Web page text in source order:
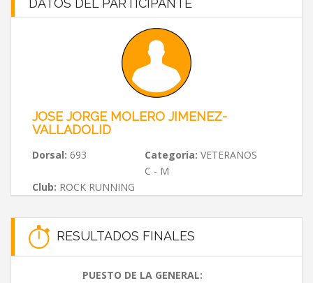
DATOS DEL PARTICIPANTE
JOSE JORGE MOLERO JIMENEZ-
VALLADOLID
Dorsal: 693 Categoria: VETERANOS
C - M
Club: ROCK RUNNING
RESULTADOS FINALES
PUESTO DE LA GENERAL: